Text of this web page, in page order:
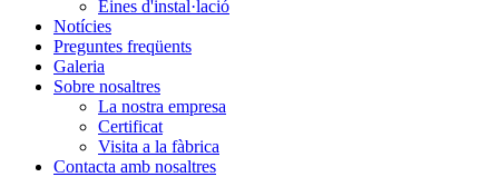
Eines d'instal·lació
Notícies
Preguntes freqüents
Galeria
Sobre nosaltres
La nostra empresa
Certificat
Visita a la fàbrica
Contacta amb nosaltres